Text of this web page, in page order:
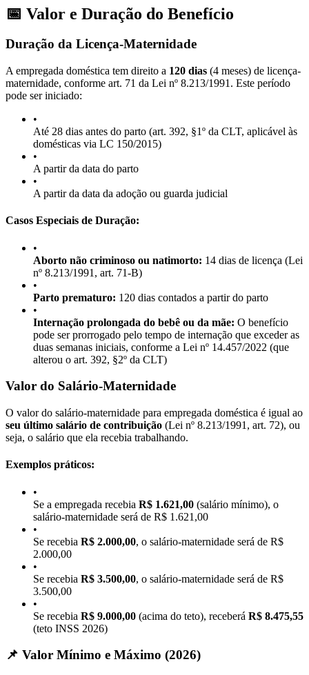
📅 Valor e Duração do Benefício
Duração da Licença-Maternidade
A empregada doméstica tem direito a 120 dias (4 meses) de licença-
maternidade, conforme art. 71 da Lei nº 8.213/1991. Este período
pode ser iniciado:
•
Até 28 dias antes do parto (art. 392, §1º da CLT, aplicável às
domésticas via LC 150/2015)
•
A partir da data do parto
•
A partir da data da adoção ou guarda judicial
Casos Especiais de Duração:
•
Aborto não criminoso ou natimorto: 14 dias de licença (Lei
nº 8.213/1991, art. 71-B)
•
Parto prematuro: 120 dias contados a partir do parto
•
Internação prolongada do bebê ou da mãe: O benefício
pode ser prorrogado pelo tempo de internação que exceder as
duas semanas iniciais, conforme a Lei nº 14.457/2022 (que
alterou o art. 392, §2º da CLT)
Valor do Salário-Maternidade
O valor do salário-maternidade para empregada doméstica é igual ao
seu último salário de contribuição (Lei nº 8.213/1991, art. 72), ou
seja, o salário que ela recebia trabalhando.
Exemplos práticos:
•
Se a empregada recebia R$ 1.621,00 (salário mínimo), o
salário-maternidade será de R$ 1.621,00
•
Se recebia R$ 2.000,00, o salário-maternidade será de R$
2.000,00
•
Se recebia R$ 3.500,00, o salário-maternidade será de R$
3.500,00
•
Se recebia R$ 9.000,00 (acima do teto), receberá R$ 8.475,55
(teto INSS 2026)
📌 Valor Mínimo e Máximo (2026)